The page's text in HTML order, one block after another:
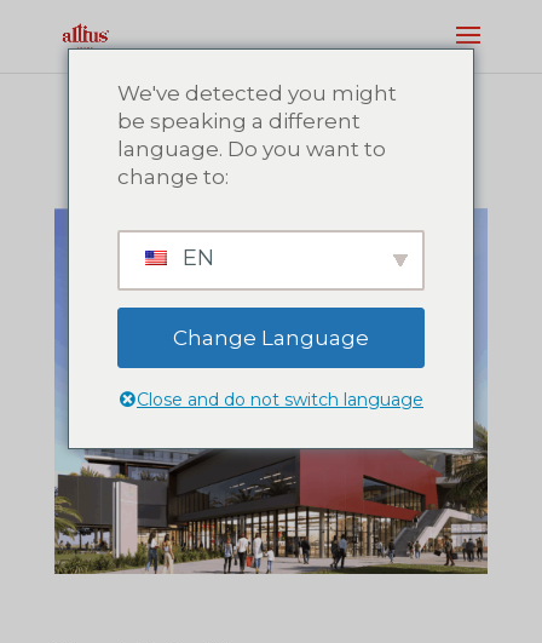
We've detected you might
be speaking a different
language. Do you want to
change to:
EN
Change Language
Close and do not switch language